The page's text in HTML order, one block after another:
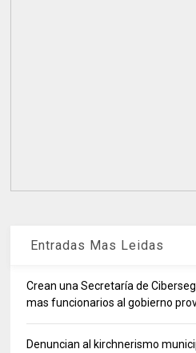
Entradas Mas Leidas
Crean una Secretaría de
mas funcionarios al gobierno
Denuncian al kirchnerismo